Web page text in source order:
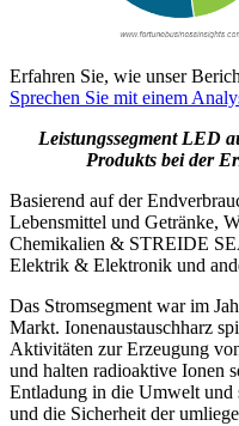
Erfahren Sie, wie unser
Sprechen Sie mit einem
Leistungssegment LED
Produkts bei der
Basierend auf der
Lebensmittel und Getränke,
Chemikalien & STREIDE
Elektrik & Elektronik und
Das Stromsegment war im
Markt. Ionenaustauschharz
Aktivitäten zur Erzeugung
und halten radioaktive Ionen
Entladung in die Umwelt und
und die Sicherheit der